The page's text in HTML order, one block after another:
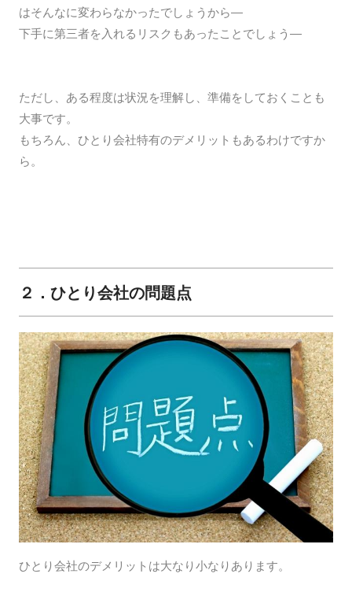
はそんなに変わらなかったでしょうから―
下手に第三者を入れるリスクもあったことでしょう―
ただし、ある程度は状況を理解し、準備をしておくことも
大事です。
もちろん、ひとり会社特有のデメリットもあるわけですか
ら。
２．ひとり会社の問題点
ひとり会社のデメリットは大なり小なりあります。